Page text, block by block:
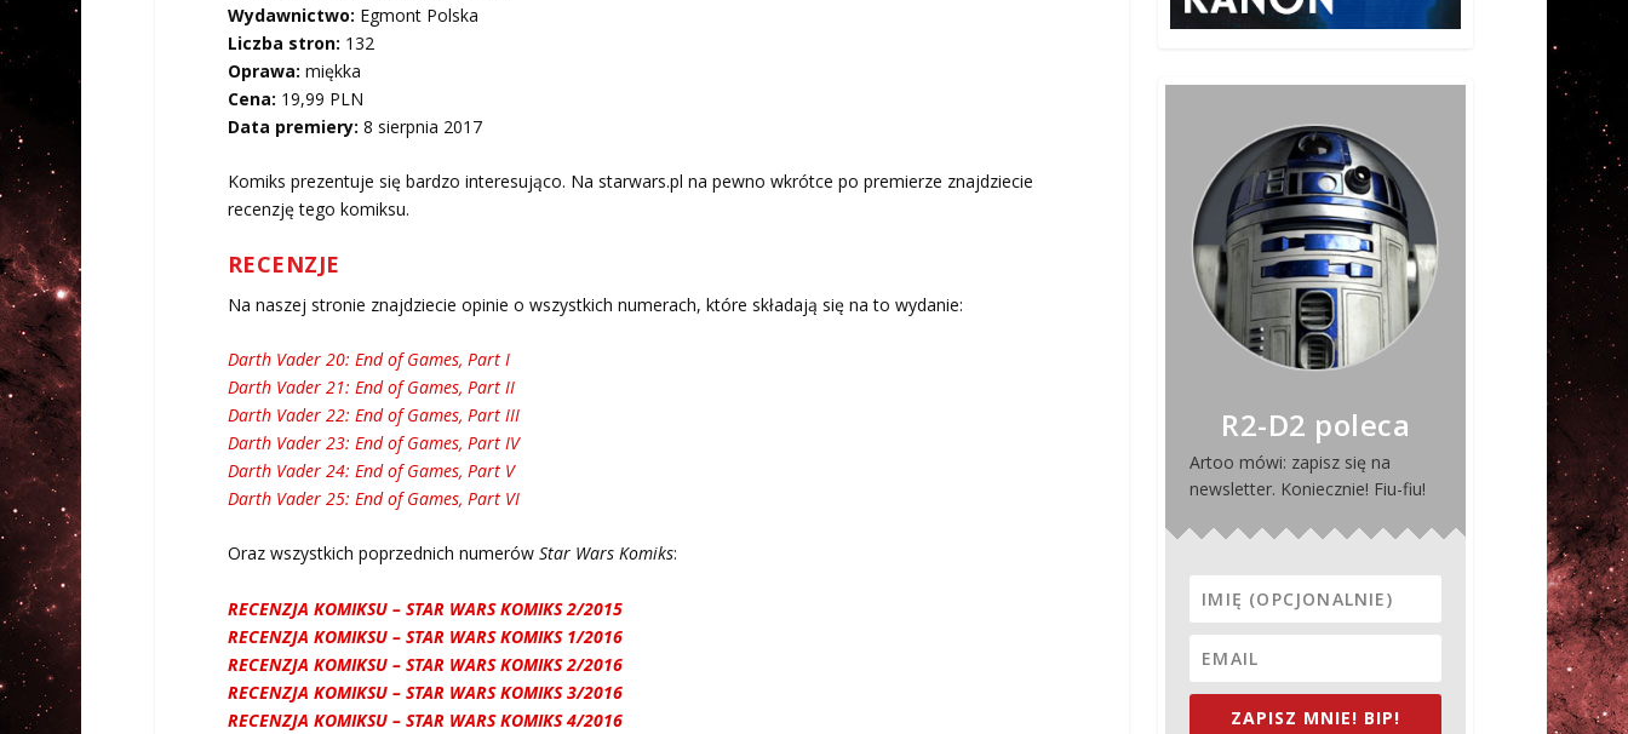
Wydawnictwo: Egmont Polska
Liczba stron: 132
Oprawa: miękka
Cena: 19,99 PLN
Data premiery: 8 sierpnia 2017
Komiks prezentuje się bardzo interesująco. Na starwars.pl na pewno wkrótce po premierze znajdziecie
recenzję tego komiksu.
RECENZJE
Na naszej stronie znajdziecie opinie o wszystkich numerach, które składają się na to wydanie:
Darth Vader 20: End of Games, Part I
Darth Vader 21: End of Games, Part II
Darth Vader 22: End of Games, Part III
Darth Vader 23: End of Games, Part IV
Darth Vader 24: End of Games, Part V
Darth Vader 25: End of Games, Part VI
Oraz wszystkich poprzednich numerów Star Wars Komiks:
RECENZJA KOMIKSU – STAR WARS KOMIKS 2/2015
RECENZJA KOMIKSU – STAR WARS KOMIKS 1/2016
RECENZJA KOMIKSU – STAR WARS KOMIKS 2/2016
RECENZJA KOMIKSU – STAR WARS KOMIKS 3/2016
RECENZJA KOMIKSU – STAR WARS KOMIKS 4/2016
R2-D2 poleca
Artoo mówi: zapisz się na
newsletter. Koniecznie! Fiu-fiu!
ZAPISZ MNIE! BIP!